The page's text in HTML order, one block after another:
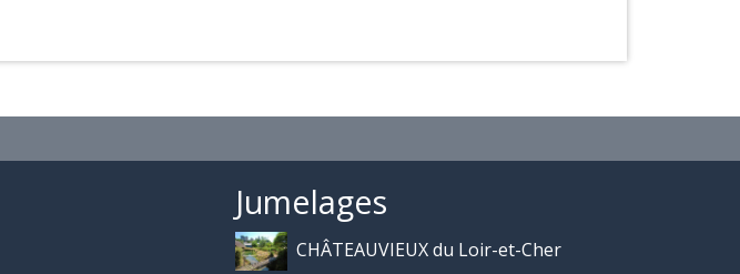
Jumelages
CHÂTEAUVIEUX du Loir-et-Cher